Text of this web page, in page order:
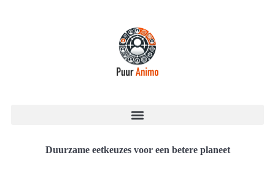
Duurzame eetkeuzes voor een betere planeet